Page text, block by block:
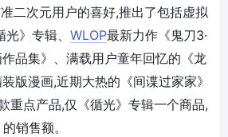
二次元用户的喜好,推出了包括虚拟
光》专辑、 WLOP最新力作《鬼刀3·
品集》、满载用户童年回忆的《龙
版漫画,近期大热的《间谍过家家》
重点产品,仅《循光》专辑一个商品,
销售额。